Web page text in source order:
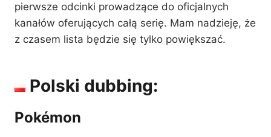
pierwsze odcinki prowadzące do oficjalnych
kanałów oferujących całą serię. Mam nadzieję, że
z czasem lista będzie się tylko powiększać.
Polski dubbing:
Pokémon